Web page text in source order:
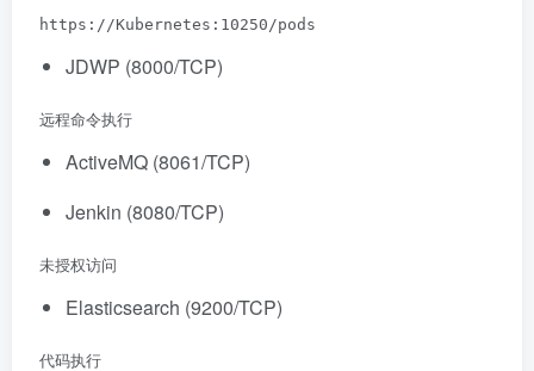
https://Kubernetes:10250/pods
JDWP (8000/TCP)
远程命令执行
ActiveMQ (8061/TCP)
Jenkin (8080/TCP)
未授权访问
Elasticsearch (9200/TCP)
代码执行